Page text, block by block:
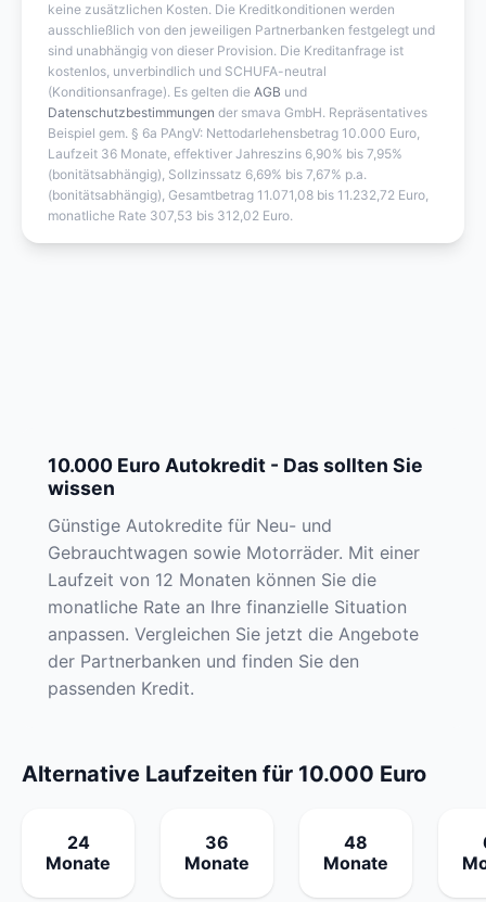
keine zusätzlichen Kosten. Die Kreditkonditionen werden
ausschließlich von den jeweiligen Partnerbanken festgelegt und
sind unabhängig von dieser Provision. Die Kreditanfrage ist
kostenlos, unverbindlich und SCHUFA-neutral
(Konditionsanfrage). Es gelten die AGB und
Datenschutzbestimmungen der smava GmbH. Repräsentatives
Beispiel gem. § 6a PAngV: Nettodarlehensbetrag 10.000 Euro,
Laufzeit 36 Monate, effektiver Jahreszins 6,90% bis 7,95%
(bonitätsabhängig), Sollzinssatz 6,69% bis 7,67% p.a.
(bonitätsabhängig), Gesamtbetrag 11.071,08 bis 11.232,72 Euro,
monatliche Rate 307,53 bis 312,02 Euro.
10.000 Euro Autokredit - Das sollten Sie
wissen
Günstige Autokredite für Neu- und
Gebrauchtwagen sowie Motorräder. Mit einer
Laufzeit von 12 Monaten können Sie die
monatliche Rate an Ihre finanzielle Situation
anpassen. Vergleichen Sie jetzt die Angebote
der Partnerbanken und finden Sie den
passenden Kredit.
Alternative Laufzeiten für 10.000 Euro
24
Monate
36
Monate
48
Monate